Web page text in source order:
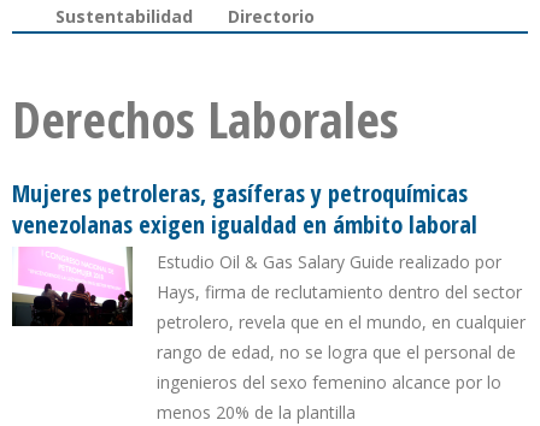
Sustentabilidad
Directorio
Derechos Laborales
Mujeres petroleras, gasíferas y petroquímicas
venezolanas exigen igualdad en ámbito laboral
Estudio Oil & Gas Salary Guide realizado por
Hays, firma de reclutamiento dentro del sector
petrolero, revela que en el mundo, en cualquier
rango de edad, no se logra que el personal de
ingenieros del sexo femenino alcance por lo
menos 20% de la plantilla